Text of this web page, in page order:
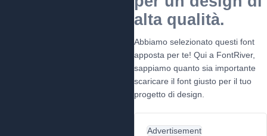
alta qualità.
Abbiamo selezionato questi font
apposta per te! Qui a FontRiver,
sappiamo quanto sia importante
scaricare il font giusto per il tuo
progetto di design.
Advertisement